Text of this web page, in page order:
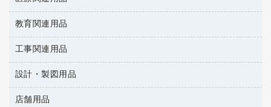
スポーツ・レジャー用品
ゴミ袋
キッチン用品
額縁
各種用紙
ルーズリーフ
レターファイル
リングファイル
プレゼン用ファイル
修正液・修正ペン
修正テープ
鉛筆
マーキングペン（油性）
マーキングペン（水性）
名札
保管・整理用品
壁面／足元収納
備品／小物ケース
透明テープ 事務用
パソコンソフト
保健用品
使い捨て手袋
感染症対策用品
介護用品
医療関連用品
教育関連用品
教育関連用品
工事関連用品
工事関連用品
屋外用品
設計・製図用品
設計・製図用品
店舗用品